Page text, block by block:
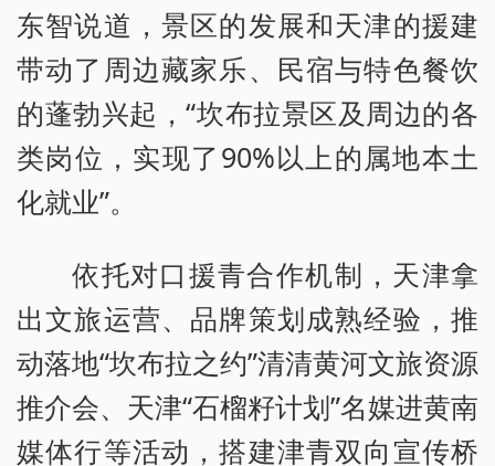
东智说道，景区的发展和天津的援建
带动了周边藏家乐、民宿与特色餐饮
的蓬勃兴起，“坎布拉景区及周边的各
类岗位，实现了90%以上的属地本土
化就业”。
依托对口援青合作机制，天津拿
出文旅运营、品牌策划成熟经验，推
动落地“坎布拉之约”清清黄河文旅资源
推介会、天津“石榴籽计划”名媒进黄南
媒体行等活动，搭建津青双向宣传桥